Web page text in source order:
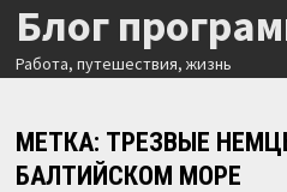
Перейти
содержимому
Блог
Работа, путешествия, жизнь
МЕТКА: ТРЕЗВЫЕ
БАЛТИЙСКОМ МОРЕ